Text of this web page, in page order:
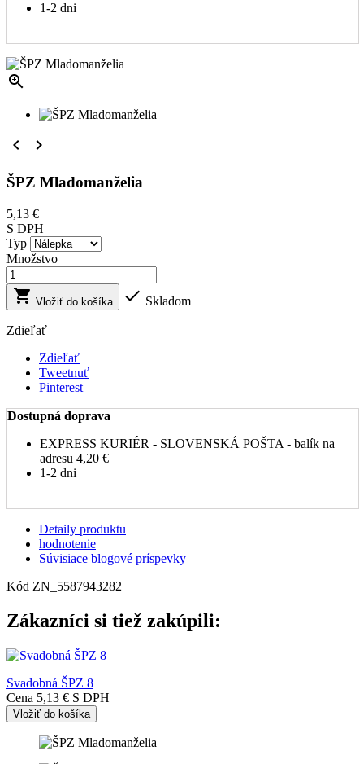
1-2 dni

 
ŠPZ Mladomanželia
5,13 €
S DPH
Typ
Množstvo
 Vložiť do košíka  Skladom
Zdieľať
Zdieľať
Tweetnuť
Pinterest
Dostupná doprava
EXPRESS KURIÉR - SLOVENSKÁ POŠTA - balík na
adresu 4,20 €
1-2 dni
Detaily produktu
hodnotenie
Súvisiace blogové príspevky
Kód ZN_5587943282
Zákazníci si tiež zakúpili:
Svadobná ŠPZ 8
Cena 5,13 € S DPH
Vložiť do košíka